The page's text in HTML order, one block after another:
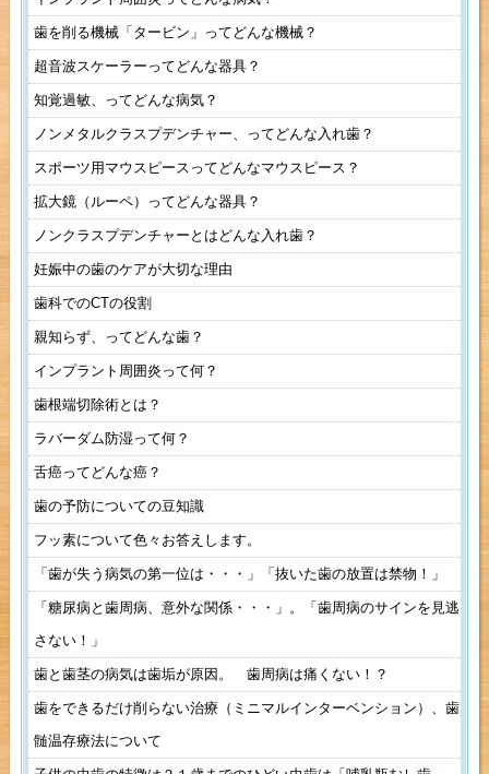
歯を削る機械「タービン」ってどんな機械？
超音波スケーラーってどんな器具？
知覚過敏、ってどんな病気？
ノンメタルクラスプデンチャー、ってどんな入れ歯？
スポーツ用マウスピースってどんなマウスピース？
拡大鏡（ルーペ）ってどんな器具？
ノンクラスプデンチャーとはどんな入れ歯？
妊娠中の歯のケアが大切な理由
歯科でのCTの役割
親知らず、ってどんな歯？
インプラント周囲炎って何？
歯根端切除術とは？
ラバーダム防湿って何？
舌癌ってどんな癌？
歯の予防についての豆知識
フッ素について色々お答えします。
「歯が失う病気の第一位は・・・」「抜いた歯の放置は禁物！」
「糖尿病と歯周病、意外な関係・・・」。「歯周病のサインを見逃
さない！」
歯と歯茎の病気は歯垢が原因。 歯周病は痛くない！？
歯をできるだけ削らない治療（ミニマルインターベンション）、歯
髄温存療法について